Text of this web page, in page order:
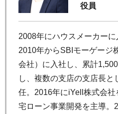
役員
2008年にハウスメーカーに
2010年からSBIモーゲージ
会社）に入社し、累計
し、複数の支店の支店長と
任。2016年にiYell株式会
宅ローン事業開発を主導。